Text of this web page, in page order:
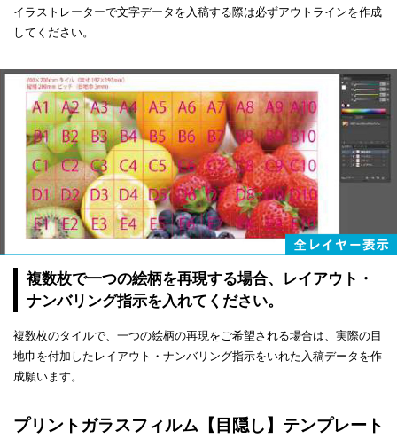
イラストレーターで文字データを入稿する際は必ずアウトラインを作成
してください。
複数枚で一つの絵柄を再現する場合、レイアウト・
ナンバリング指示を入れてください。
複数枚のタイルで、一つの絵柄の再現をご希望される場合は、実際の目
地巾を付加したレイアウト・ナンバリング指示をいれた入稿データを作
成願います。
プリントガラスフィルム【目隠し】 テンプレート